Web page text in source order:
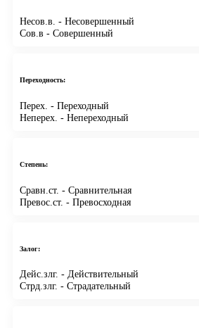
Несов.в. - Несовершенный
Сов.в - Совершенный
Переходность:
Перех. - Переходный
Неперех. - Непереходный
Степень:
Сравн.ст. - Сравнительная
Превос.ст. - Превосходная
Залог:
Дейс.злг. - Действительный
Стрд.злг. - Страдательный